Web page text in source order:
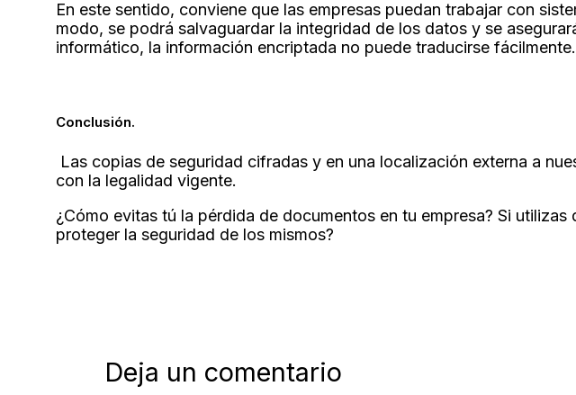
En este sentido, conviene que las empresas puedan trabajar con
modo, se podrá salvaguardar la integridad de los datos y se
informático, la información encriptada no puede traducirse fácilmente.
Conclusión.
Las copias de seguridad cifradas y en una localización externa a
con la legalidad vigente.
¿Cómo evitas tú la pérdida de documentos en tu empresa? Si
proteger la seguridad de los mismos?
Deja un comentario